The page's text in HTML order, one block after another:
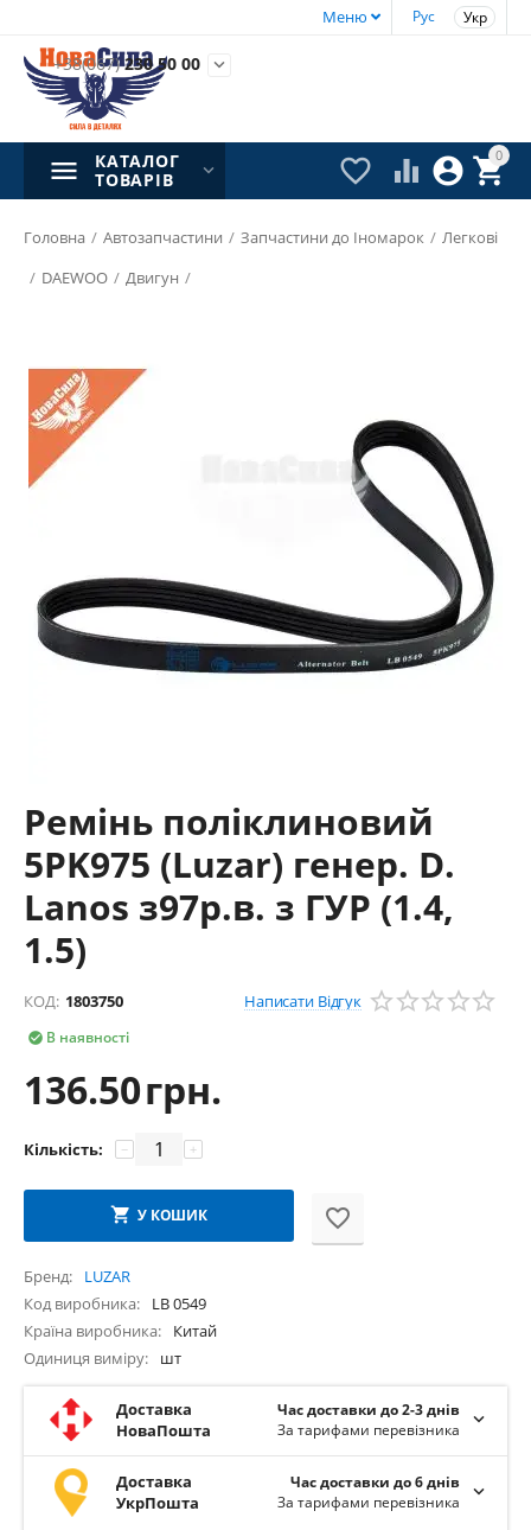
Рус Укр
Меню
+38(067)230 50 00 
0


 
КАТАЛОГ
ТОВАРІВ
Головна / Автозапчастини / Запчастини до Іномарок / Легкові
/ DAEWOO / Двигун /
Ремінь поліклиновий
5PK975 (Luzar) генер. D.
Lanos з97р.в. з ГУР (1.4,
1.5)
КОД: 1803750 Написати Відгук
В наявності

136.50грн.
Кількість: +
−
У КОШИК
Бренд
LUZAR
Код виробника
LB 0549
Країна виробника
Китай
Одиниця виміру
шт
Доставка
НоваПошта
Час доставки до 2-3 днів
За тарифами перевізника
Доставка
УкрПошта
Час доставки до 6 днів
За тарифами перевізника